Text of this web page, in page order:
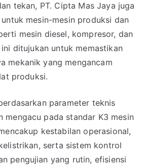
tekan, PT. Cipta Mas Jaya juga
mesin-mesin produksi dan
mesin diesel, kompresor, dan
ditujukan untuk memastikan
mekanik yang mengancam
produksi.
parameter teknis
mengacu pada standar K3 mesin
kestabilan operasional,
serta sistem kontrol
pengujian yang rutin, efisiensi